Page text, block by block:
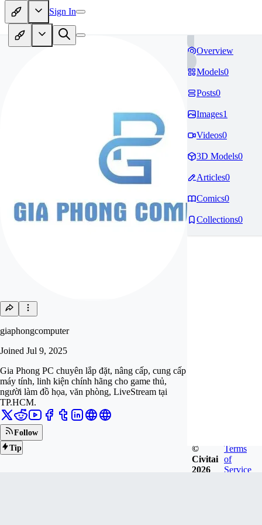
Sign In
giaphongcomputer
Joined Jul 9, 2025
Gia Phong PC chuyên lắp đặt, nâng cấp, cung cấp
máy tính, linh kiện chính hãng cho game thủ,
người làm đồ họa, văn phòng, LiveStream tại
TP.HCM.
Follow
Tip
Overview
Models0
Posts0
Images1
Videos0
3D Models0
Articles0
Comics0
Collections0
©
Civitai
2026
Terms
of
Service